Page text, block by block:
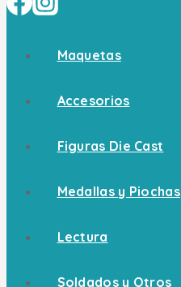
Maquetas
Accesorios
Figuras Die Cast
Medallas y Piochas
Lectura
Soldados y Otros